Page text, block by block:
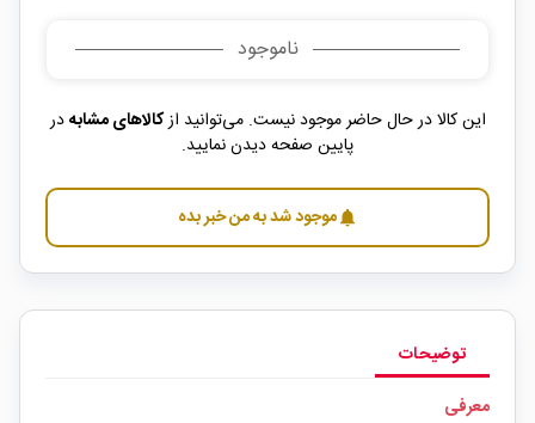
ناموجود
این کالا در حال حاضر موجود نیست. می‌توانید ازکالاهای مشابهدر
پایین صفحه دیدن نمایید.
notificationsموجود شد به من خبر بده
توضیحات
معرفی